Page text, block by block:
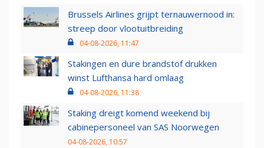
Brussels Airlines grijpt ternauwernood in:
streep door vlootuitbreiding
04-08-2026, 11:47
Stakingen en dure brandstof drukken
winst Lufthansa hard omlaag
04-08-2026, 11:38
Staking dreigt komend weekend bij
cabinepersoneel van SAS Noorwegen
04-08-2026, 10:57